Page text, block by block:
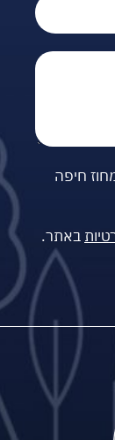
חיפה
באתר.